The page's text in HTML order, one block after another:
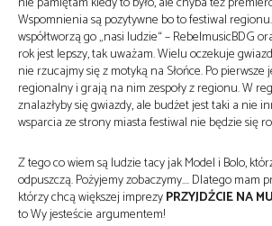
Wspomnienia są pozytywne bo to festiwal
współtworzą go „nasi ludzie“ – RebelmusicBDG
rok jest lepszy, tak uważam. Wielu oczekuje
nie rzucajmy się z motyką na Słońce. Po pierwsze
regionalny i grają na nim zespoły z regionu. W
znalazłyby się gwiazdy, ale budżet jest taki a nie
wsparcia ze strony miasta festiwal nie będzie się
Z tego co wiem są ludzie tacy jak Model i Bolo,
odpuszczą. Pożyjemy zobaczymy…. Dlatego mam
którzy chcą większej imprezyPRZYJDŹCIE NA
to Wy jesteście argumentem!